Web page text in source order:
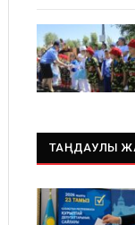
ТАҢДАУЛЫ